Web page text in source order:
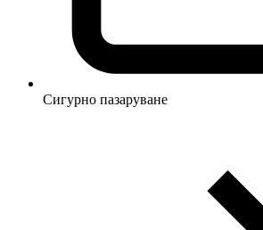
Сигурно пазаруване